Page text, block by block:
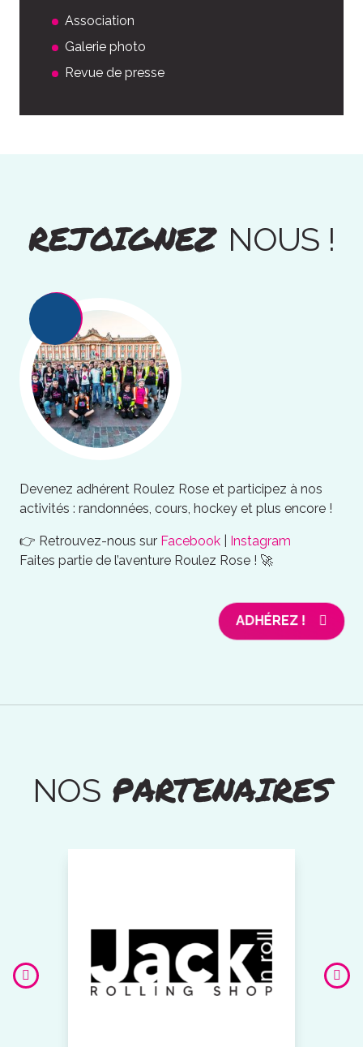
Association
Galerie photo
Revue de presse
REJOIGNEZ NOUS !
Devenez adhérent Roulez Rose et participez à nos
activités : randonnées, cours, hockey et plus encore !
👉 Retrouvez-nous sur Facebook
Instagram
Faites partie de l’aventure Roulez Rose ! 🚀
ADHÉREZ !
NOSPARTENAIRES